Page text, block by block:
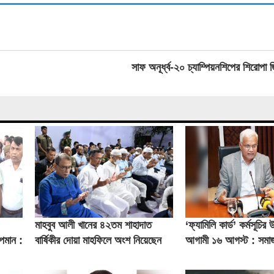
সাফ অনূর্ধ্ব-২০ চ্যাম্পিয়নশিপের শিরোপা
:
মাহবুব আলী খানের ৪২তম শাহাদাত
বার্ষিকীর দোয়া মাহফিলে অংশ নিয়েছেন
‘ফ্যামিলি কার্ড’
আগামী ১৬ আগস্ট :